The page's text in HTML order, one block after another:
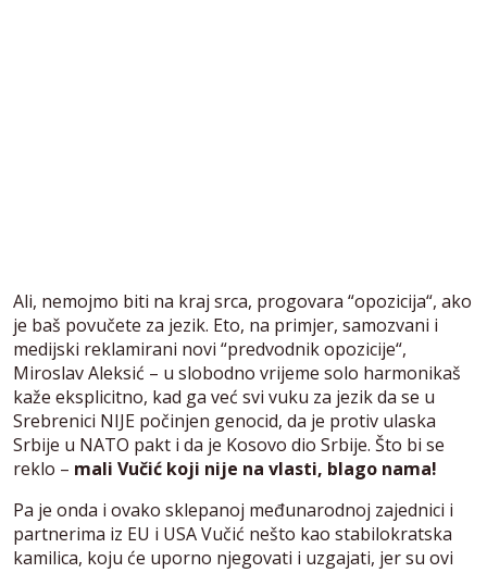
Ali, nemojmo biti na kraj srca, progovara “opozicija“, ako
je baš povučete za jezik. Eto, na primjer, samozvani i
medijski reklamirani novi “predvodnik opozicije“,
Miroslav Aleksić – u slobodno vrijeme solo harmonikaš
kaže eksplicitno, kad ga već svi vuku za jezik da se u
Srebrenici NIJE počinjen genocid, da je protiv ulaska
Srbije u NATO pakt i da je Kosovo dio Srbije. Što bi se
reklo – mali Vučić koji nije na vlasti, blago nama!
Pa je onda i ovako sklepanoj međunarodnoj zajednici i
partnerima iz EU i USA Vučić nešto kao stabilokratska
kamilica, koju će uporno njegovati i uzgajati, jer su ovi